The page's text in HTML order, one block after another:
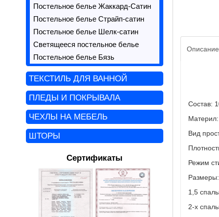
Постельное белье Жаккард-Сатин
Постельное белье Страйп-сатин
Постельное белье Шелк-сатин
Светящееся постельное белье
Постельное белье Бязь
ТЕКСТИЛЬ ДЛЯ ВАННОЙ
ПЛЕДЫ И ПОКРЫВАЛА
ЧЕХЛЫ НА МЕБЕЛЬ
ШТОРЫ
Сертификаты
Описание
Состав:
Материл:
Вид
Режим
Размеры:
1,5
2-х